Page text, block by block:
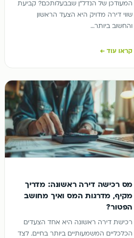
המעודכן של הנדל"ן שבבעלותכם? קביעת
שווי דירה מדויק היא הצעד הראשון
והחשוב ביותר…
קראו עוד ←
מס רכישה דירה ראשונה: מדריך
מקיף, מדרגות המס ואיך מחושב
הפטור?
רכישת דירה ראשונה היא אחד הצעדים
הכלכליים המשמעותיים ביותר בחיים. לצד